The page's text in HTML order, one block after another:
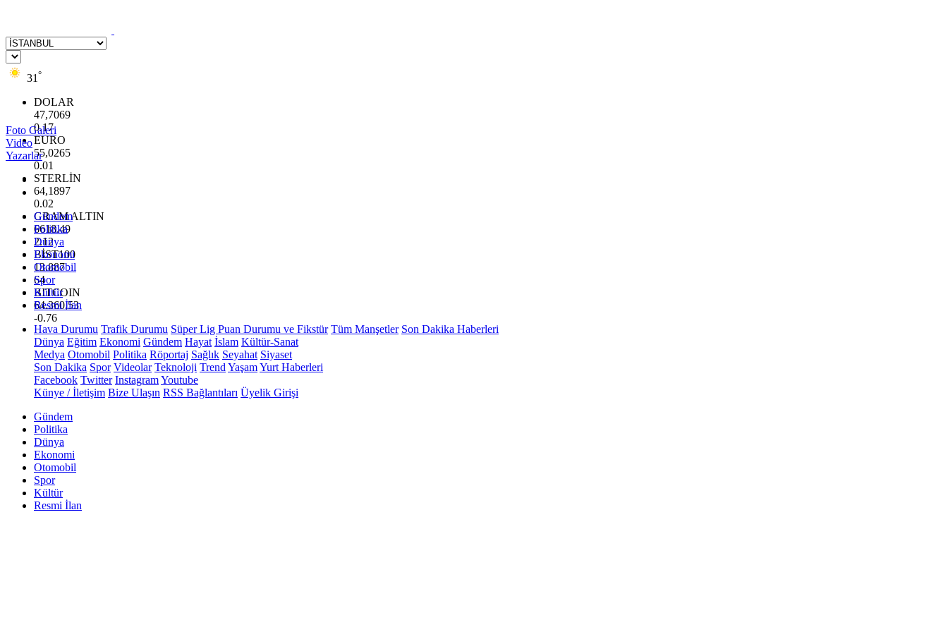
31 °
DOLAR
47,7069
0.17
EURO
55,0265
0.01
STERLİN
64,1897
0.02
GRAM ALTIN
6618.49
2.12
BİST100
13.887
64
BITCOIN
64.360,53
-0.76
Foto Galeri
Video
Yazarlar
Gündem
Politika
Dünya
Ekonomi
Otomobil
Spor
Kültür
Resmi İlan
Hava Durumu Trafik Durumu Süper Lig Puan Durumu ve Fikstür Tüm Manşetler Son Dakika Haberleri
Dünya Eğitim Ekonomi Gündem Hayat İslam Kültür-Sanat
Medya Otomobil Politika Röportaj Sağlık Seyahat Siyaset
Son Dakika Spor Videolar Teknoloji Trend YaşamYurt Haberleri
Facebook Twitter InstagramYoutube
Künye / İletişim Bize Ulaşın RSS Bağlantıları Üyelik Girişi
Gündem
Politika
Dünya
Ekonomi
Otomobil
Spor
Kültür
Resmi İlan